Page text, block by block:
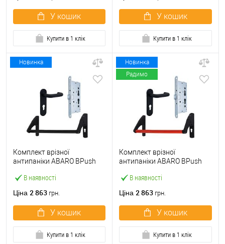
У кошик
Купити в 1 клік
У кошик
Купити в 1 клік
Новинка
В наявності
Комплект врізної
антипаніки ABARO BPush
чорний із замком та ручкою
Ціна 2 863 грн.
У кошик
Купити в 1 клік
Новинка
Радимо
В наявності
Комплект врізної
антипаніки ABARO BPush
червоний із замком та
Ціна 2 863 грн.
У кошик
Купити в 1 клік